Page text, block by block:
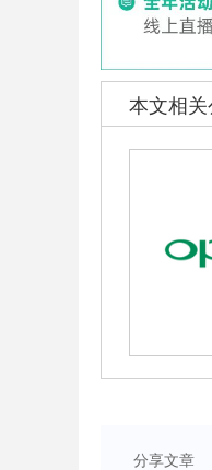
本文相关
分享文章